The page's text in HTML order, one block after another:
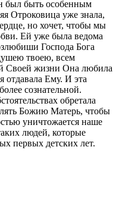
был быть особенным
Отроковица уже знала,
но хочет, чтобы мы
Ей уже была ведома
Господа Бога
твоею, всем
Своей жизни Она любила
отдавала Ему. И эта
сознательной.
обретала
Божию Матерь, чтобы
уничтожается наше
людей, которые
первых детских лет.